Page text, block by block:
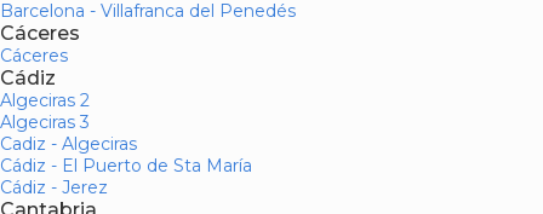
Barcelona - Villafranca del Penedés
Cáceres
Cáceres
Cádiz
Algeciras 2
Algeciras 3
Cadiz - Algeciras
Cádiz - El Puerto de Sta María
Cádiz - Jerez